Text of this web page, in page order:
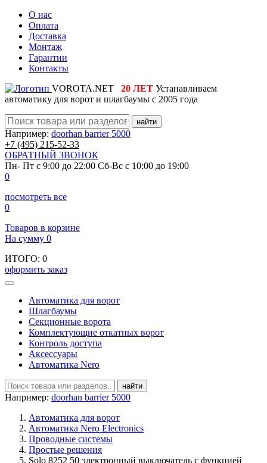
О нас
Оплата
Доставка
Монтаж
Гарантии
Контакты
VOROTA.NET
20 ЛЕТ Устанавливаем
автоматику для ворот и шлагбаумы с 2005 года
найти
Например: doorhan barrier 5000
+7 (495) 215-52-33
ОБРАТНЫЙ ЗВОНОК
Пн- Пт с 9:00 до 22:00 Сб-Вс с 10:00 до 19:00
0
посмотреть все
0
Товаров в корзине
На сумму 0
ИТОГО: 0
оформить заказ
Автоматика для ворот
Шлагбаумы
Секционные ворота
Комплектующие откатных ворот
Контроль доступа
Аксесcуары
Автоматика Nero
найти
Например: doorhan barrier 5000
Автоматика для ворот
Автоматика Nero Electronics
Проводные системы
Простые решения
Solo 8252 50 электронный выключатель с функцией